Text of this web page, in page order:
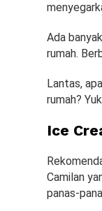
Ada
rumah.
Lantas,
rumah?
Ice
Camilan
panas-